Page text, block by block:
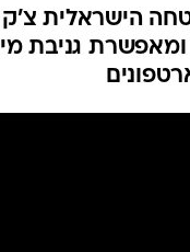
הישראלית צ'ק
גניבת